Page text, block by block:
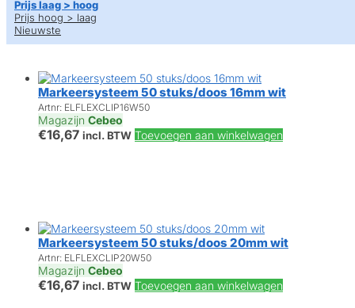
Prijs laag > hoog
Prijs hoog > laag
Nieuwste
Markeersysteem 50 stuks/doos 16mm wit
Artnr: ELFLEXCLIP16W50
Magazijn Cebeo
€16,67 incl. BTW Toevoegen aan winkelwagen
Markeersysteem 50 stuks/doos 20mm wit
Artnr: ELFLEXCLIP20W50
Magazijn Cebeo
€16,67 incl. BTW Toevoegen aan winkelwagen